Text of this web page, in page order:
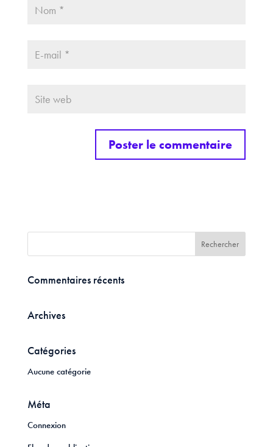
Commentaires récents
Archives
Catégories
Aucune catégorie
Méta
Connexion